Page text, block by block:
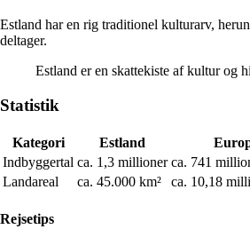
Estland har en rig traditionel kulturarv,
deltager.
Estland er en skattekiste af kultur og
Statistik
Kategori Estland
Indbyggertal ca. 1,3 millioner ca. 741
Landareal
ca. 45.000 km² ca. 10,18
Rejsetips